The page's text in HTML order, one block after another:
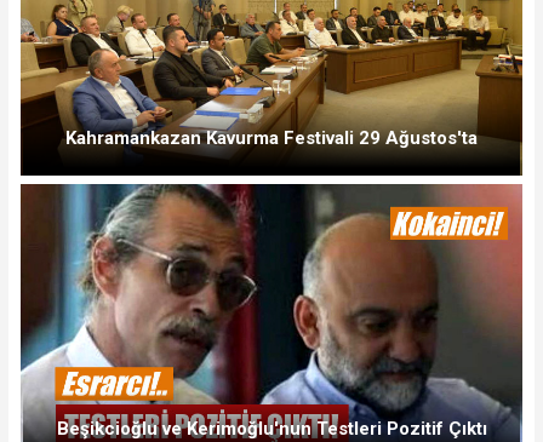
Kahramankazan Kavurma Festivali 29 Ağustos'ta
Beşikcioğlu ve Kerimoğlu'nun Testleri Pozitif Çıktı